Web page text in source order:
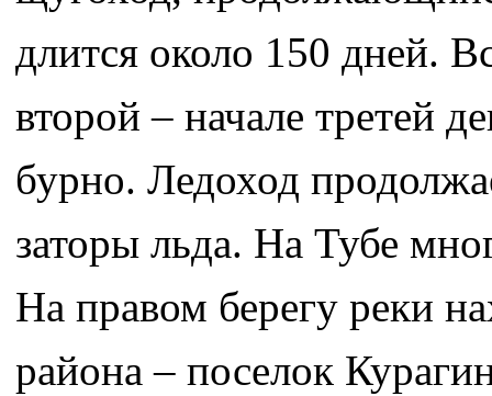
длится около 150 дней.
второй – начале третей
бурно. Ледоход
заторы льда. На Тубе
На правом берегу реки
района – поселок